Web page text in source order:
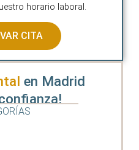
horario laboral.
CITA
en Madrid